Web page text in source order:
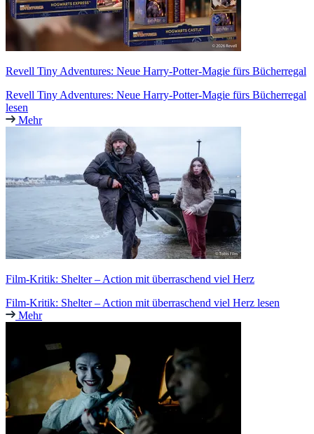
Revell Tiny Adventures: Neue Harry-Potter-Magie fürs Bücherregal
Revell Tiny Adventures: Neue Harry-Potter-Magie fürs Bücherregal
lesen
Mehr
Film-Kritik: Shelter – Action mit überraschend viel Herz
Film-Kritik: Shelter – Action mit überraschend viel Herz lesen
Mehr